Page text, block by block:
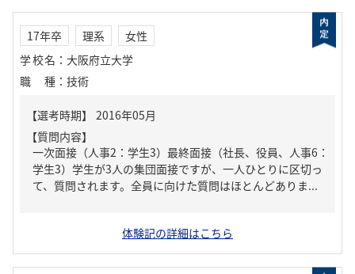
17年卒 理系
女性
学校名 ： 大阪府立大学
職種 ： 技術
【質問内容】
一次面接（人事2：学生3）最終面接（社長、役員、人事6：
学生3）学生が3人の集団面接ですが、一人ひとりに区切っ
て、質問されます。全員に向けた質問はほとんどありま...
体験記の詳細はこちら